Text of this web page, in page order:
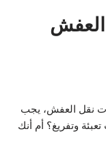
العفش
نقل العفش، يجب
وتفريغ؟ أم أنك